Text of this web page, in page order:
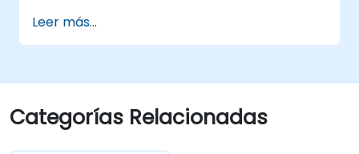
Filtrar y ordenar resultados basados en
parámetros de URL utilizando APIs RESTful.
Leer más...
Categorías Relacionadas